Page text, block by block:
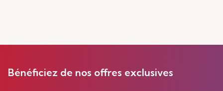
Bénéficiez de nos offres exclusives